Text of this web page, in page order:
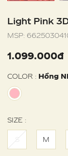
Light Pink
MSP:
1.099.000đ
COLOR : Hồng
SIZE :
S M